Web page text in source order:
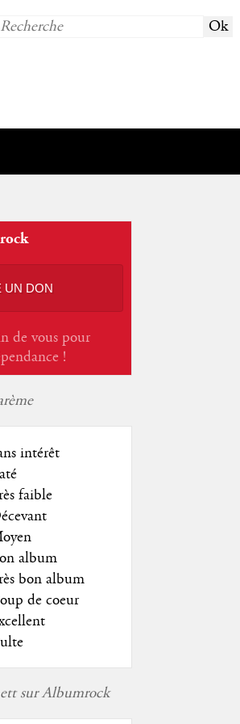
UN DON
de vous pour
!
intérêt
faible
album
bon album
de coeur
sur Albumrock